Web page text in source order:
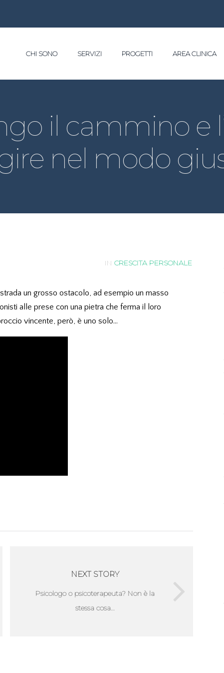
CHI SONO SERVIZI PROGETTI AREA CLINICA
il cammino e
nel modo
IN CRESCITA PERSONALE
un grosso ostacolo, ad esempio un masso
alle prese con una pietra che ferma il loro
vincente, però, è uno solo…
NEXT STORY
Psicologo o psicoterapeuta? Non è la
stessa cosa…